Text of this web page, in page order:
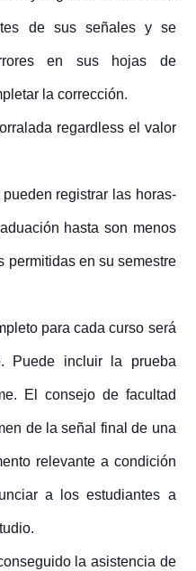
de sus señales y se
en sus hojas de
la corrección.
regardless el valor
registrar las horas-
hasta son menos
permitidas en su semestre
para cada curso será
Puede incluir la prueba
El consejo de facultad
de la señal final de una
relevante a condición
a los estudiantes a
la asistencia de